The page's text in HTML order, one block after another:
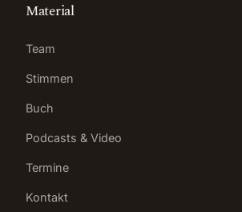
Material
Team
Stimmen
Buch
Podcasts & Video
Termine
Kontakt